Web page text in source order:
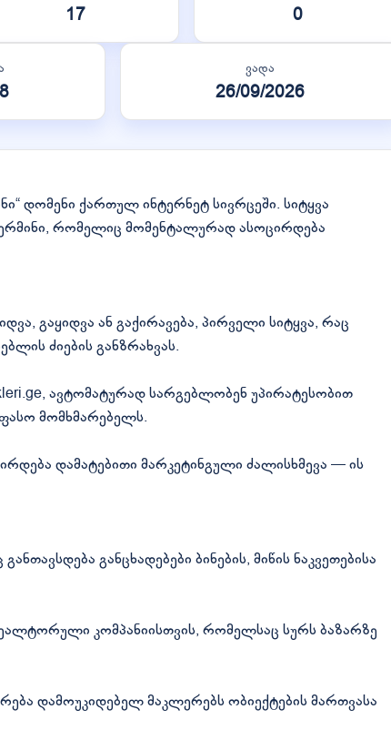
17 0
ვადა
26/09/2026
დომენი ქართულ ინტერნეტ სივრცეში. სიტყვა
რომელიც მომენტალურად ასოცირდება
გაყიდვა ან გაქირავება, პირველი სიტყვა, რაც
ძიების განზრახვას.
ავტომატურად სარგებლობენ უპირატესობით
მომხმარებელს.
დამატებითი მარკეტინგული ძალისხმევა — ის
განცხადებები ბინების, მიწის ნაკვეთებისა
კომპანიისთვის, რომელსაც სურს ბაზარზე
დამოუკიდებელ მაკლერებს ობიექტების მართვასა